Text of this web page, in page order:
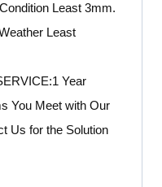
Least 3mm.
Least
Year
You Meet with Our
Us for the Solution